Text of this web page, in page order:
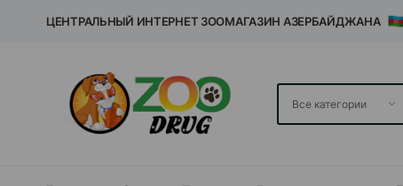
ЦЕНТРАЛЬНЫЙ ИНТЕРНЕТ ЗООМАГАЗИН АЗЕРБАЙДЖАНА